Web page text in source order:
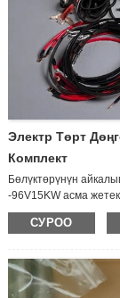
— Тормозсуз
Электр Төрт
Комплект
Бөлүктөрүнүн
-96V15KW асма жетек
-96V15KW
-Вакуумдук тормоздор
-AC линиясынын
СУРОО